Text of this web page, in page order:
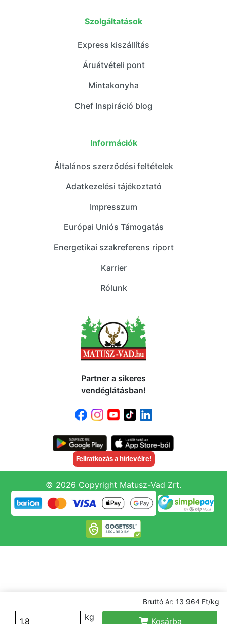
Bruttó ár: 13 964 Ft/kg
kg Kosárba
Szolgáltatások
Express kiszállítás
Áruátvételi pont
Mintakonyha
Chef Inspiráció blog
Információk
Általános szerződési feltételek
Adatkezelési tájékoztató
Impresszum
Európai Uniós Támogatás
Energetikai szakreferens riport
Karrier
Rólunk
Partner a sikeres
vendéglátásban!
Feliratkozás a hírlevélre!
© 2026 Copyright Matusz-Vad Zrt.